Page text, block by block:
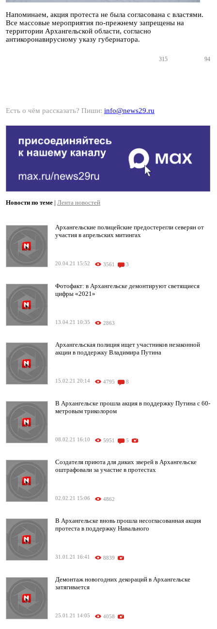
Напоминаем, акция протеста не была согласована с властями.
Все массовые мероприятия по-прежнему запрещены на
территории Архангельской области, согласно
антикоронавирусному указу губернатора.
315 94
Есть о чём рассказать? Пиши: info@news29.ru
Новости по теме | Лента новостей
Архангельские полицейские предостерегли северян от
участия в апрельских митингах
20.04.21 15:52 3561 3
Фотофакт: в Архангельске демонтируют светящиеся
цифры «2021»
13.04.21 10:35 2863
Архангельская полиция ищет участников незаконной
акции в поддержку Владимира Путина
15.02.21 20:14 4795 8
В Архангельске прошла акция в поддержку Путина с 60-
метровым триколором
08.02.21 16:10 5951 5
Создателя приюта для диких зверей в Архангельске
оштрафовали за участие в протестах
02.02.21 15:06 4862
В Архангельске вновь прошла несогласованная акция
протеста в поддержку Навального
31.01.21 16:41 8839
Демонтаж новогодних декораций в Архангельске
затягивается
25.01.21 14:05 4058